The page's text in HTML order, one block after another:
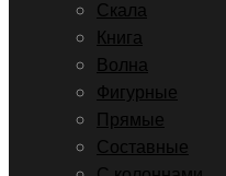
Скала
Книга
Волна
Фигурные
Прямые
Составные